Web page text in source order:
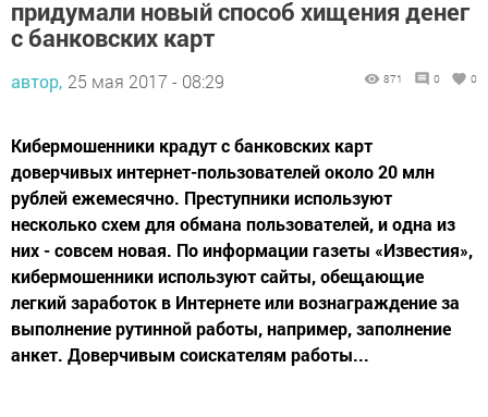
придумали новый способ хищения денег
с банковских карт
автор, 25 мая 2017 - 08:29 871 0 0
Кибермошенники крадут с банковских карт
доверчивых интернет-пользователей около 20 млн
рублей ежемесячно. Преступники используют
несколько схем для обмана пользователей, и одна из
них - совсем новая. По информации газеты «Известия»,
кибермошенники используют сайты, обещающие
легкий заработок в Интернете или вознаграждение за
выполнение рутинной работы, например, заполнение
анкет. Доверчивым соискателям работы...